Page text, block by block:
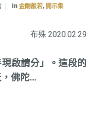
In 金剛般若, 開示集
布殊 2020.02.29
現啟請分」。這段的
，佛陀…